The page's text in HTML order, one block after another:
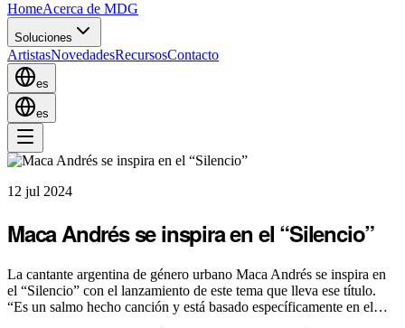
HomeAcerca de MDG
Soluciones
ArtistasNovedadesRecursosContacto
es
es
12 jul 2024
Maca Andrés se inspira en el “Silencio”
La cantante argentina de género urbano Maca Andrés se inspira en
el “Silencio” con el lanzamiento de este tema que lleva ese título.
“Es un salmo hecho canción y está basado específicamente en el…